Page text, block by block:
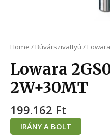
Home / Búvárszivattyú /
Lowara
2W+30MT
199.162 Ft
IRÁNY A BOLT